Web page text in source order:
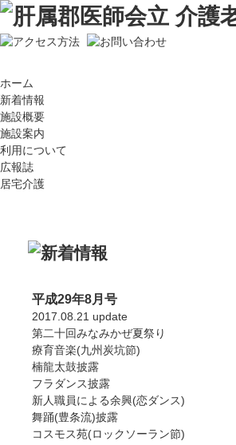
ホーム
新着情報
施設概要
施設案内
利用について
広報誌
居宅介護
平成29年8月号
2017.08.21 update
第二十回みなみかぜ夏祭り
療育音楽(九州炭坑節)
楠龍太鼓披露
フラダンス披露
新人職員による余興(恋ダンス)
舞踊(豊条流)披露
コスモス苑(ロックソーラン節)